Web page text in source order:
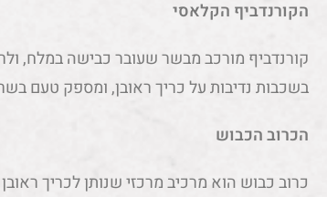
הקורנדביף הקלאסי
קורנדביף מורכב מבשר שעובר כבישה במלח,
בשכבות נדיבות על כריך ראובן, ומספק טעם
הכרוב הכבוש
כרוב כבוש הוא מרכיב מרכזי שנותן לכריך